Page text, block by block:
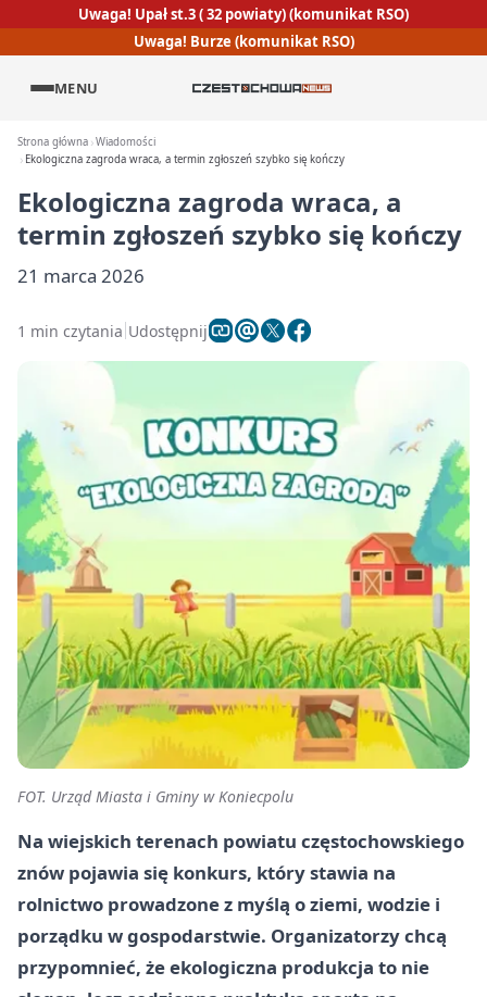
Uwaga! Upał st.3 ( 32 powiaty) (komunikat RSO)
Uwaga! Burze (komunikat RSO)
MENU
Strona główna Wiadomości
Ekologiczna zagroda wraca, a termin zgłoszeń szybko się kończy
Ekologiczna zagroda wraca, a
termin zgłoszeń szybko się kończy
21 marca 2026
1 min czytania Udostępnij
FOT. Urząd Miasta i Gminy w Koniecpolu
Na wiejskich terenach powiatu częstochowskiego
znów pojawia się konkurs, który stawia na
rolnictwo prowadzone z myślą o ziemi, wodzie i
porządku w gospodarstwie. Organizatorzy chcą
przypomnieć, że ekologiczna produkcja to nie